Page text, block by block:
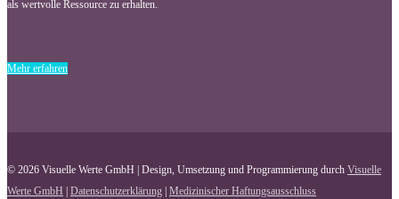
als wertvolle Ressource zu erhalten.
Mehr erfahren
© 2026 Visuelle Werte GmbH | Design, Umsetzung und Programmierung durch Visuelle
Werte GmbH
Datenschutzerklärung Medizinischer Haftungsausschluss